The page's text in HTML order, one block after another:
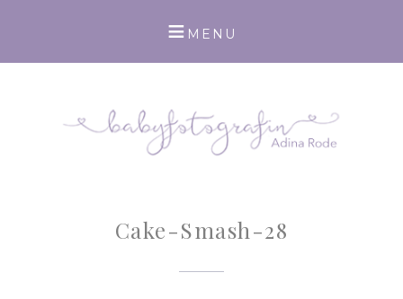
Cake-Smash-28